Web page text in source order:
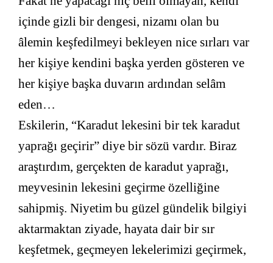
içinde gizli bir dengesi, nizamı olan bu
âlemin keşfedilmeyi bekleyen nice sırları var
her kişiye kendini başka yerden gösteren ve
her kişiye başka duvarın ardından selâm
eden…
Eskilerin, “Karadut lekesini bir tek karadut
yaprağı geçirir” diye bir sözü vardır. Biraz
araştırdım, gerçekten de karadut yaprağı,
meyvesinin lekesini geçirme özelliğine
sahipmiş. Niyetim bu güzel gündelik bilgiyi
aktarmaktan ziyade, hayata dair bir sır
keşfetmek, geçmeyen lekelerimizi geçirmek,